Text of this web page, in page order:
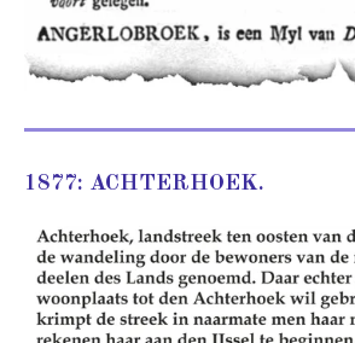
1877: ACHTERHOEK.